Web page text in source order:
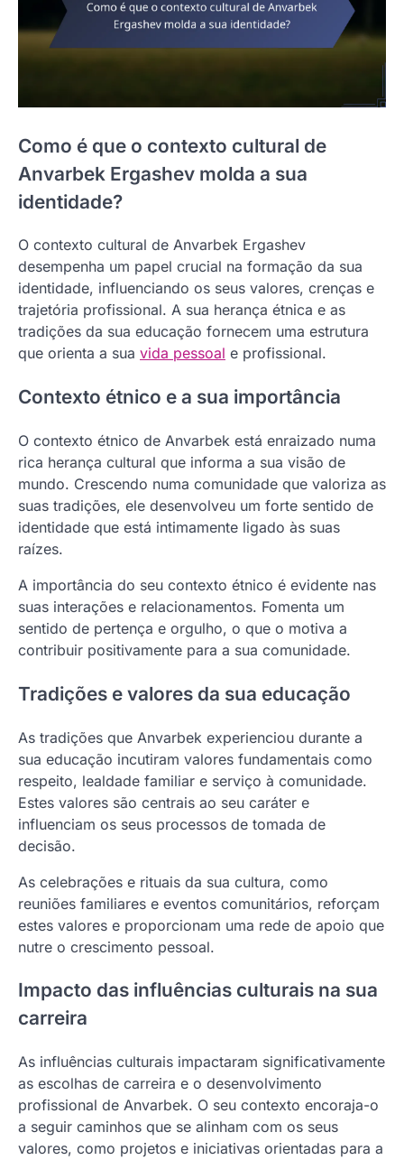
Como é que o contexto cultural de
Anvarbek Ergashev molda a sua
identidade?
O contexto cultural de Anvarbek Ergashev
desempenha um papel crucial na formação da sua
identidade, influenciando os seus valores, crenças e
trajetória profissional. A sua herança étnica e as
tradições da sua educação fornecem uma estrutura
que orienta a sua vida pessoal e profissional.
Contexto étnico e a sua importância
O contexto étnico de Anvarbek está enraizado numa
rica herança cultural que informa a sua visão de
mundo. Crescendo numa comunidade que valoriza as
suas tradições, ele desenvolveu um forte sentido de
identidade que está intimamente ligado às suas
raízes.
A importância do seu contexto étnico é evidente nas
suas interações e relacionamentos. Fomenta um
sentido de pertença e orgulho, o que o motiva a
contribuir positivamente para a sua comunidade.
Tradições e valores da sua educação
As tradições que Anvarbek experienciou durante a
sua educação incutiram valores fundamentais como
respeito, lealdade familiar e serviço à comunidade.
Estes valores são centrais ao seu caráter e
influenciam os seus processos de tomada de
decisão.
As celebrações e rituais da sua cultura, como
reuniões familiares e eventos comunitários, reforçam
estes valores e proporcionam uma rede de apoio que
nutre o crescimento pessoal.
Impacto das influências culturais na sua
carreira
As influências culturais impactaram significativamente
as escolhas de carreira e o desenvolvimento
profissional de Anvarbek. O seu contexto encoraja-o
a seguir caminhos que se alinham com os seus
valores, como projetos e iniciativas orientadas para a